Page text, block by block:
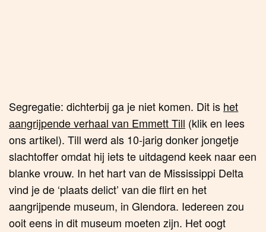
duidelijk en zeer belangrijk. In de buurt? Neem de
afslag.
24.B.B. King Museum (Indianola, Mississippi)
HetB.B. King Museum and Delta Interpretive
Centerligt echt in de middle of nowhere. Het
museum is gebaseerd op de bekende Amerikaanse
bluesgitarist en singer-songwriter die ooit in